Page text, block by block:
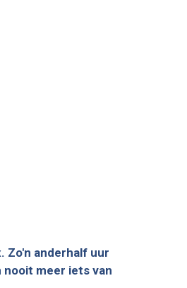
Zo'n anderhalf uur
nooit meer iets van